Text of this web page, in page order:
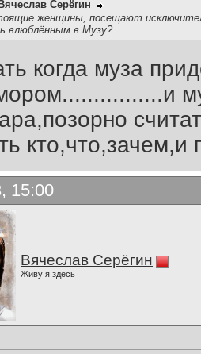
Вячеслав Серёгин
женщины, посещают
влюблённым в Музу?
когда муза
кто,что,зачем,и
15:00
Вячеслав Серёгин
Живу я здесь